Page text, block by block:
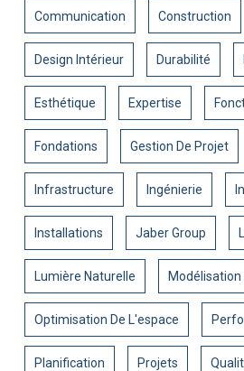
Communication Construction
Design Intérieur Durabilité
Esthétique Expertise
Fondations Gestion De Projet
Infrastructure Ingénierie
Installations Jaber Group
Lumière Naturelle Modélisation
Optimisation De L'espace
Planification Projets